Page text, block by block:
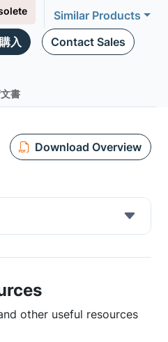
Similar Products
購入 Contact Sales
書
Download Overview
other useful resources